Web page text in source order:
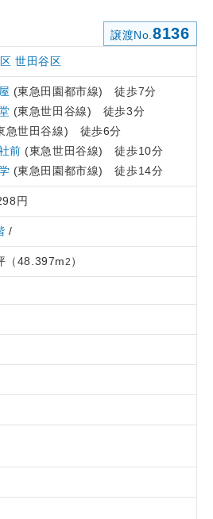
譲渡No. 8136
世田谷区
(東急田園都市線) 徒歩7分
(東急世田谷線) 徒歩3分
急世田谷線) 徒歩6分
前 (東急世田谷線) 徒歩10分
(東急田園都市線) 徒歩14分
円
/
（48.397m2 ）